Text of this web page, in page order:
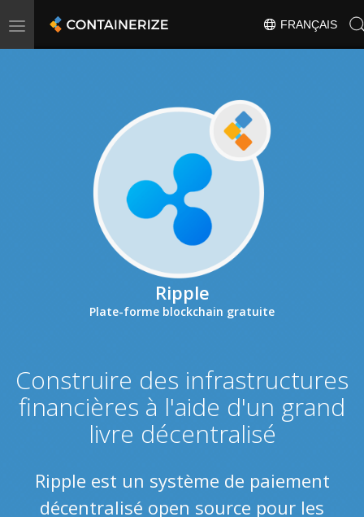
Toggle
FRANÇAIS
Ripple
Plate-forme blockchain gratuite
Construire des infrastructures
financières à l'aide d'un grand
livre décentralisé
Ripple est un système de paiement
décentralisé open source pour les